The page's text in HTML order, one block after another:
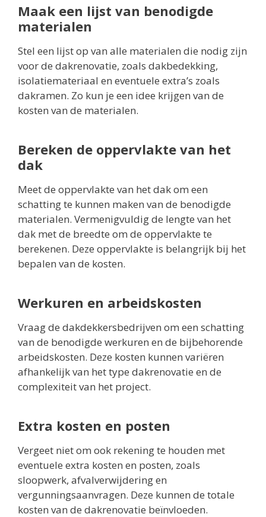
Maak een lijst van benodigde
materialen
Stel een lijst op van alle materialen die nodig zijn
voor de dakrenovatie, zoals dakbedekking,
isolatiemateriaal en eventuele extra’s zoals
dakramen. Zo kun je een idee krijgen van de
kosten van de materialen.
Bereken de oppervlakte van het
dak
Meet de oppervlakte van het dak om een
schatting te kunnen maken van de benodigde
materialen. Vermenigvuldig de lengte van het
dak met de breedte om de oppervlakte te
berekenen. Deze oppervlakte is belangrijk bij het
bepalen van de kosten.
Werkuren en arbeidskosten
Vraag de dakdekkersbedrijven om een schatting
van de benodigde werkuren en de bijbehorende
arbeidskosten. Deze kosten kunnen variëren
afhankelijk van het type dakrenovatie en de
complexiteit van het project.
Extra kosten en posten
Vergeet niet om ook rekening te houden met
eventuele extra kosten en posten, zoals
sloopwerk, afvalverwijdering en
vergunningsaanvragen. Deze kunnen de totale
kosten van de dakrenovatie beïnvloeden.